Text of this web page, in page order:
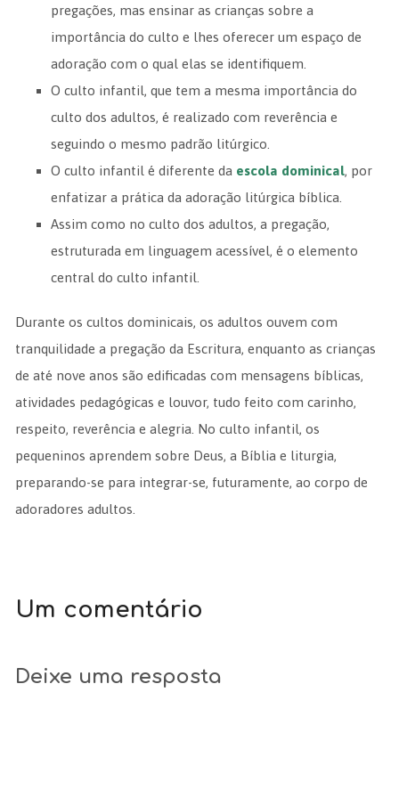
pregações, mas ensinar as crianças sobre a
importância do culto e lhes oferecer um espaço de
adoração com o qual elas se identifiquem.
O culto infantil, que tem a mesma importância do
culto dos adultos, é realizado com reverência e
seguindo o mesmo padrão litúrgico.
O culto infantil é diferente da escola dominical, por
enfatizar a prática da adoração litúrgica bíblica.
Assim como no culto dos adultos, a pregação,
estruturada em linguagem acessível, é o elemento
central do culto infantil.
Durante os cultos dominicais, os adultos ouvem com
tranquilidade a pregação da Escritura, enquanto as crianças
de até nove anos são edificadas com mensagens bíblicas,
atividades pedagógicas e louvor, tudo feito com carinho,
respeito, reverência e alegria. No culto infantil, os
pequeninos aprendem sobre Deus, a Bíblia e liturgia,
preparando-se para integrar-se, futuramente, ao corpo de
adoradores adultos.
Um comentário
Deixe uma resposta